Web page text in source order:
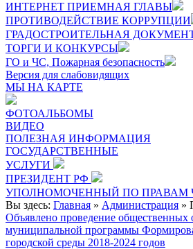
ИНТЕРНЕТ ПРИЕМНАЯ ГЛАВЫ
ПРОТИВОДЕЙСТВИЕ КОРРУПЦИИ
ГРАДОСТРОИТЕЛЬНАЯ
ТОРГИ И КОНКУРСЫ
ГО и ЧС, Пожарная безопасность
Версия для слабовидящих
МЫ НА КАРТЕ
ФОТОАЛЬБОМЫ
ВИДЕО
ПОЛЕЗНАЯ ИНФОРМАЦИЯ
ГОСУДАРСТВЕННЫЕ
УСЛУГИ
ПРЕЗИДЕНТ РФ
УПОЛНОМОЧЕННЫЙ ПО ПРАВАМ
Вы здесь: Главная » Администрация »
Объявлено проведение общественных
муниципальной программы
городской среды 2018-2024 годов